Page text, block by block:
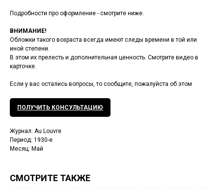
Подробности про оформление - смотрите ниже.
ВНИМАНИЕ!
Обложки такого возраста всегда имеют следы времени в той или
иной степени.
В этом их прелесть и дополнительная ценность. Смотрите видео в
карточке.
Если у вас остались вопросы, то сообщите, пожалуйста об этом
ПОЛУЧИТЬ КОНСУЛЬТАЦИЮ
Журнал: Au Louvre
Период: 1930-е
Месяц: Май
СМОТРИТЕ ТАКЖЕ